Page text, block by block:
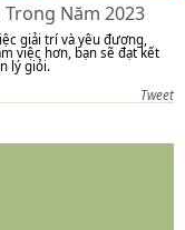
Năm 2023
giải trí và yêu đương,
việc hơn, bạn sẽ đạt kết
lý giỏi.
Tweet